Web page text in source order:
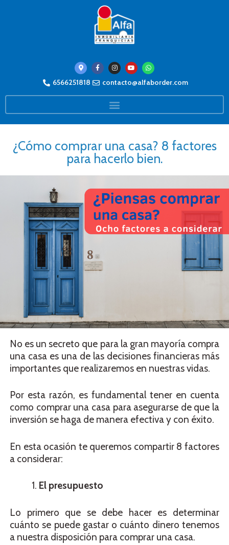
6566251818 contacto@alfaborder.com
¿Cómo comprar una casa? 8 factores
para hacerlo bien.
No es un secreto que para la gran mayoría compra
una casa es una de las decisiones financieras más
importantes que realizaremos en nuestras vidas.
Por esta razón, es fundamental tener en cuenta
como comprar una casa para asegurarse de que la
inversión se haga de manera efectiva y con éxito.
En esta ocasión te queremos compartir 8 factores
a considerar:
El presupuesto
Lo primero que se debe hacer es determinar
cuánto se puede gastar o cuánto dinero tenemos
a nuestra disposición para comprar una casa.